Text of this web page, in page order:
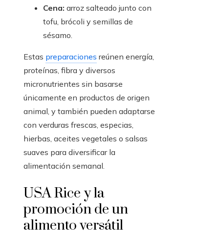
Cena: arroz salteado junto con
tofu, brócoli y semillas de
sésamo.
Estas preparaciones reúnen energía,
proteínas, fibra y diversos
micronutrientes sin basarse
únicamente en productos de origen
animal, y también pueden adaptarse
con verduras frescas, especias,
hierbas, aceites vegetales o salsas
suaves para diversificar la
alimentación semanal.
USA Rice y la
promoción de un
alimento versátil